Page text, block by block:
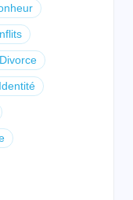
Divorce
Identité